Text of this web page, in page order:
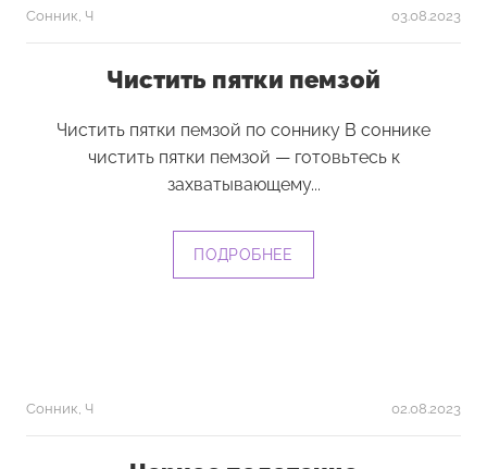
Сонник, Ч 03.08.2023
Чистить пятки пемзой
Чистить пятки пемзой по соннику В соннике
чистить пятки пемзой — готовьтесь к
захватывающему...
ПОДРОБНЕЕ
Сонник, Ч 02.08.2023